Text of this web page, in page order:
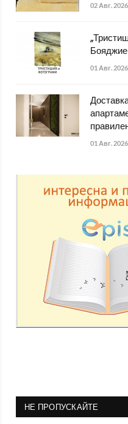
02 Авг. 2026
01 Авг. 2026
01 Авг. 2026
НЕ ПРОПУСКАЙТЕ